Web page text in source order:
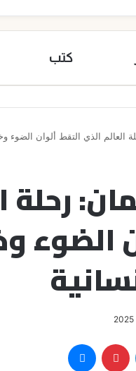
كتب
العالم الذي التقط ألوان الضوء
الضوء